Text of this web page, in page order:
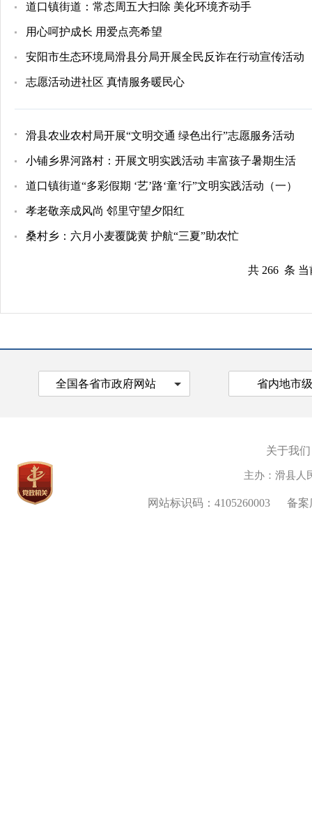
道口镇街道：常态周五大扫除 美化环境齐动手
用心呵护成长 用爱点亮希望
安阳市生态环境局滑县分局开展全民反诈在行动宣传活动
志愿活动进社区 真情服务暖民心
滑县农业农村局开展“文明交通 绿色出行”志愿服务活动
小铺乡界河路村：开展文明实践活动 丰富孩子暑期生活
道口镇街道“多彩假期 ‘艺’路‘童’行”文明实践活动（一）
孝老敬亲成风尚 邻里守望夕阳红
桑村乡：六月小麦覆陇黄 护航“三夏”助农忙
共 266 条
全国各省市政府网站 省内地市
关于我们
主办：滑县人
网站标识码：4105260003 备案